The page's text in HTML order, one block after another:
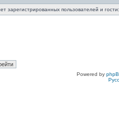
зарегистрированных пользователей и
Powered by